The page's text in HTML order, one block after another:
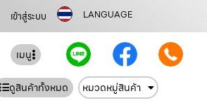
เข้าสู่ระบบ LANGUAGE
เมนู
ดูสินค้าทั้งหมด หมวดหมู่สินค้า